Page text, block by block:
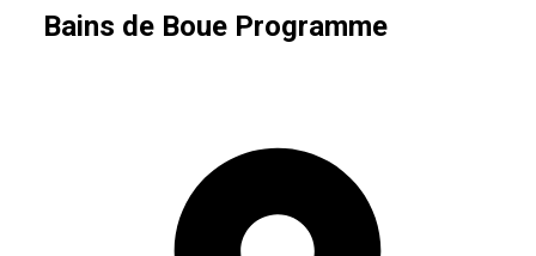
Bains de Boue Programme